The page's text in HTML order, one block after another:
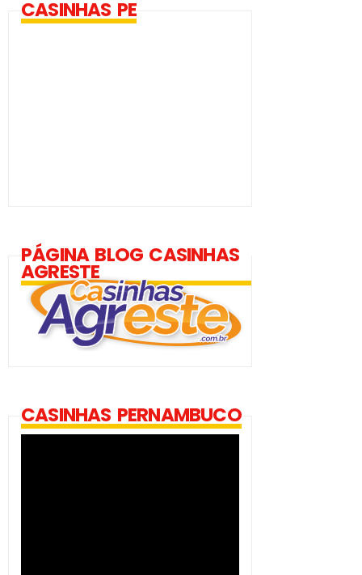
CASINHAS PE
PÁGINA BLOG CASINHAS
AGRESTE
CASINHAS PERNAMBUCO